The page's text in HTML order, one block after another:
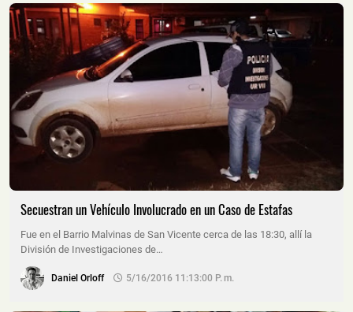
Secuestran un Vehículo Involucrado en un Caso de Estafas
Fue en el Barrio Malvinas de San Vicente cerca de las 18:30, allí la
División de Investigaciones de…
Daniel Orloff 5/16/2016 11:13:00 P. M.